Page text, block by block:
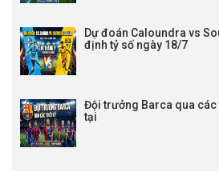
Dự đoán Caloundra vs
định tỷ số ngày 18/7
Đội trưởng Barca qua các
tại